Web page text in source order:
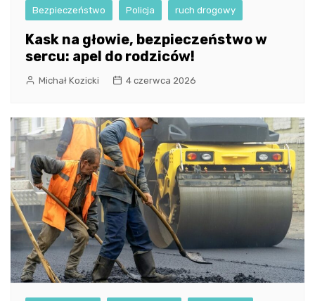
Bezpieczeństwo Policja ruch drogowy
Kask na głowie, bezpieczeństwo w
sercu: apel do rodziców!
Michał Kozicki 4 czerwca 2026